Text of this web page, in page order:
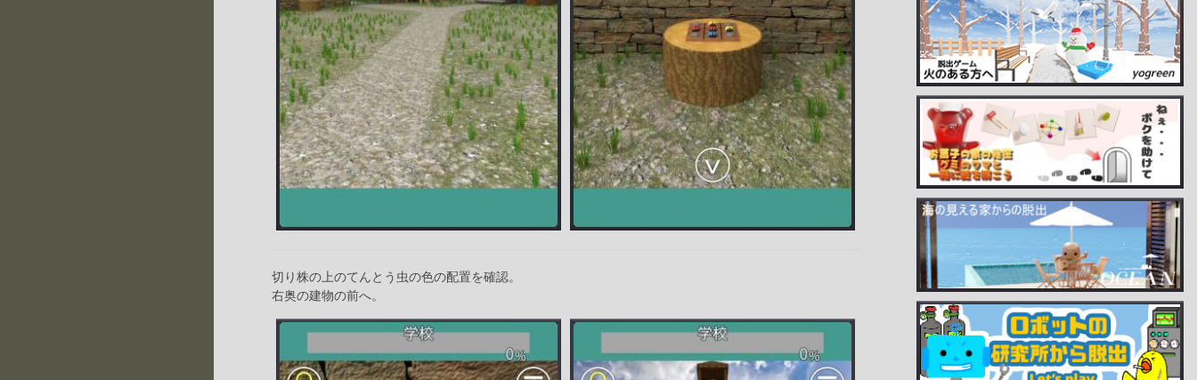
切り株の上のてんとう虫の色の配置を確認。
右奥の建物の前へ。